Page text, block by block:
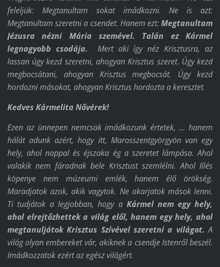
feleljük: Megtanultam sokat imádkozni. Ne is azt:
Megtanultam szeretni a csendet. Hanem ezt:Megtanultam
Jézusra nézni Mária szemével. Talán ez Kármel
legnagyobb csodája.
Mert aki így néz Krisztusra, az
lassan úgy kezd szeretni, ahogyan Krisztus szeret. Úgy kezd
megbocsátani, ahogyan Krisztus megbocsát. Úgy kezd
hordozni másokat, ahogyan Krisztus hordozta a keresztet.
Kedves Kármelita Nővérek!
Ezen az ünnepen nemcsak imádkozunk értetek, ... hanem
hálát adunk azért, hogy itt, Marosszentgyörgyön van egy
hely, ahol nappal és éjszaka ég a szeretet lámpása. Ahol
valakik nem fáradnak bele Krisztust szemlélni. Ahol Illés
köpenye nem múzeumi emlék, hanem élő örökség.
Maradjatok azok, akik vagytok. Ne akarjatok mások lenni.
Ti tudjátok a legjobban, hogy aKármel nem egy hely,
ahol elrejtőzhetteka világ elől, hanem egy hely, ahol
megtanuljátokKrisztus Szívével szeretni a világot. A
világ olyan embereket vár, akiknek a csendje Istenről beszél.
Imádkozzatok ezért az egész világért.